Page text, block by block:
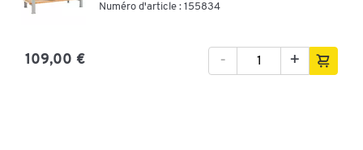
Numéro d'article : 155834
109,00 € +
-